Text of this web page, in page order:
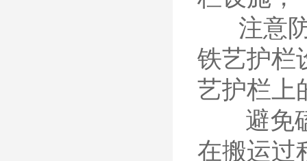
注意防
铁艺护栏
艺护栏上
避免磕
在搬运过